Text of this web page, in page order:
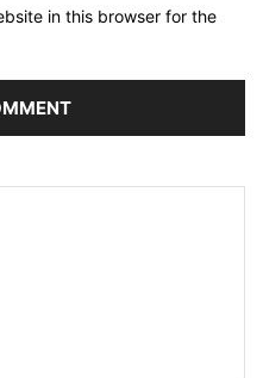
in this browser for the